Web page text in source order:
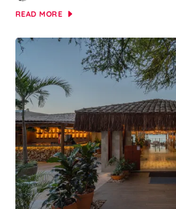
READ MORE